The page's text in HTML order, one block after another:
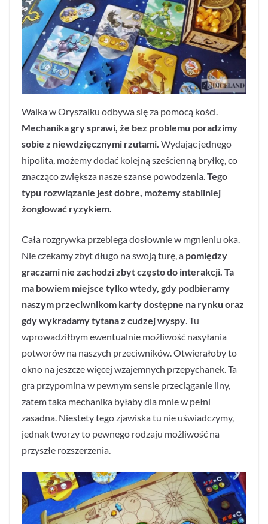
Walka w Oryszalku odbywa się za pomocą kości.
Mechanika gry sprawi, że bez problemu poradzimy
sobie z niewdzięcznymi rzutami. Wydając jednego
hipolita, możemy dodać kolejną sześcienną bryłkę, co
znacząco zwiększa nasze szanse powodzenia.Tego
typu rozwiązanie jest dobre, możemy stabilniej
żonglować ryzykiem.
Cała rozgrywka przebiega dosłownie w mgnieniu oka.
Nie czekamy zbyt długo na swoją turę, a pomiędzy
graczami nie zachodzi zbyt często do interakcji. Ta
ma bowiem miejsce tylko wtedy, gdy podbieramy
naszym przeciwnikom karty dostępne na rynku oraz
gdy wykradamy tytana z cudzej wyspy. Tu
wprowadziłbym ewentualnie możliwość nasyłania
potworów na naszych przeciwników. Otwierałoby to
okno na jeszcze więcej wzajemnych przepychanek. Ta
gra przypomina w pewnym sensie przeciąganie liny,
zatem taka mechanika byłaby dla mnie w pełni
zasadna. Niestety tego zjawiska tu nie uświadczymy,
jednak tworzy to pewnego rodzaju możliwość na
przyszłe rozszerzenia.